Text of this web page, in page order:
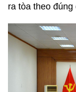
ra tòa theo